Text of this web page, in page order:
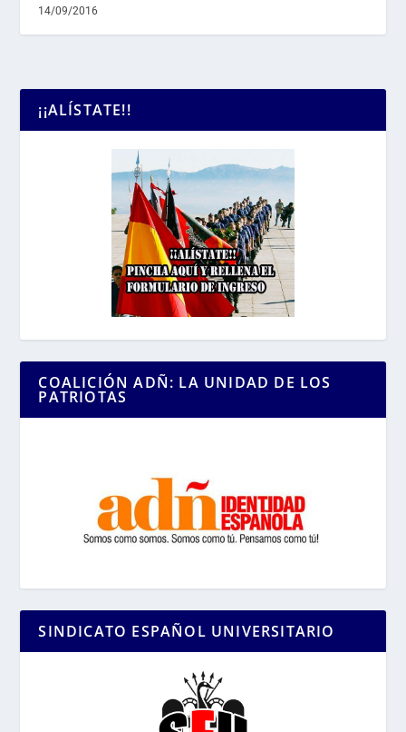
14/09/2016
¡¡ALÍSTATE!!
COALICIÓN ADÑ: LA UNIDAD DE LOS
PATRIOTAS
SINDICATO ESPAÑOL UNIVERSITARIO